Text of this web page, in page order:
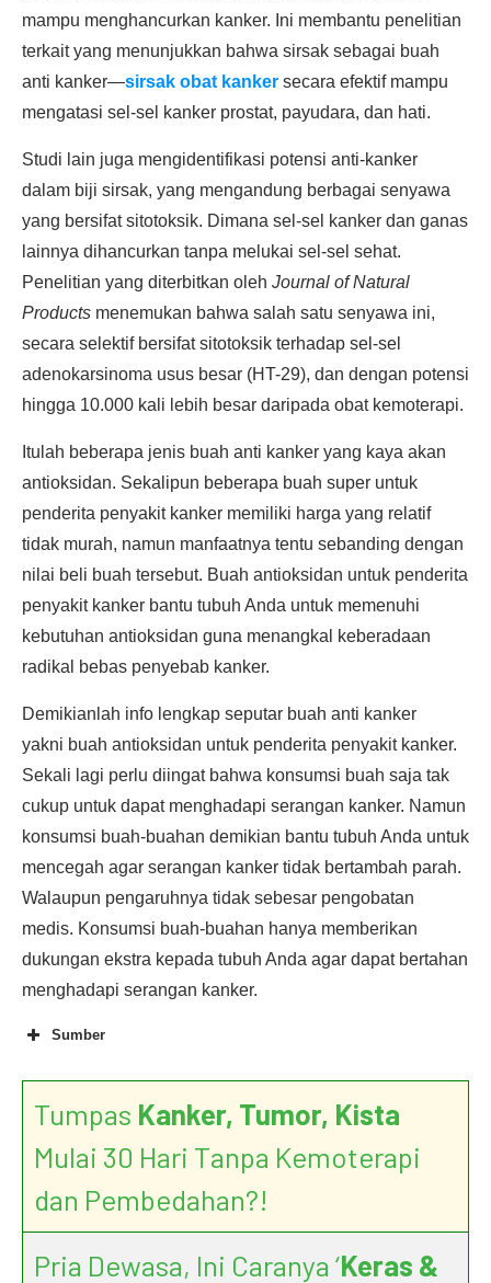
mampu menghancurkan kanker. Ini membantu penelitian
terkait yang menunjukkan bahwa sirsak sebagai buah
anti kanker—sirsak obat kanker secara efektif mampu
mengatasi sel-sel kanker prostat, payudara, dan hati.
Studi lain juga mengidentifikasi potensi anti-kanker
dalam biji sirsak, yang mengandung berbagai senyawa
yang bersifat sitotoksik. Dimana sel-sel kanker dan ganas
lainnya dihancurkan tanpa melukai sel-sel sehat.
Penelitian yang diterbitkan oleh Journal of Natural
Products menemukan bahwa salah satu senyawa ini,
secara selektif bersifat sitotoksik terhadap sel-sel
adenokarsinoma usus besar (HT-29), dan dengan potensi
hingga 10.000 kali lebih besar daripada obat kemoterapi.
Itulah beberapa jenis buah anti kanker yang kaya akan
antioksidan. Sekalipun beberapa buah super untuk
penderita penyakit kanker memiliki harga yang relatif
tidak murah, namun manfaatnya tentu sebanding dengan
nilai beli buah tersebut. Buah antioksidan untuk penderita
penyakit kanker bantu tubuh Anda untuk memenuhi
kebutuhan antioksidan guna menangkal keberadaan
radikal bebas penyebab kanker.
Demikianlah info lengkap seputar buah anti kanker
yakni buah antioksidan untuk penderita penyakit kanker.
Sekali lagi perlu diingat bahwa konsumsi buah saja tak
cukup untuk dapat menghadapi serangan kanker. Namun
konsumsi buah-buahan demikian bantu tubuh Anda untuk
mencegah agar serangan kanker tidak bertambah parah.
Walaupun pengaruhnya tidak sebesar pengobatan
medis. Konsumsi buah-buahan hanya memberikan
dukungan ekstra kepada tubuh Anda agar dapat bertahan
menghadapi serangan kanker.
Sumber
of southern European studies
Tumpas Kanker, Tumor, Kista
Mulai 30 Hari Tanpa Kemoterapi
dan Pembedahan?!
Pria Dewasa, Ini Caranya ‘Keras &